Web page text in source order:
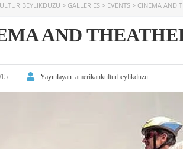
BEYLIKDÜZÜ > GALLERIES > EVENTS > CINEMA AND
AND
Yayınlayan: amerikankulturbeylikduzu